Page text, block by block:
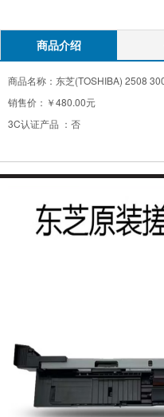
商品介绍
商品名称：
销售价： ￥480.00元
3C认证产品 ： 否